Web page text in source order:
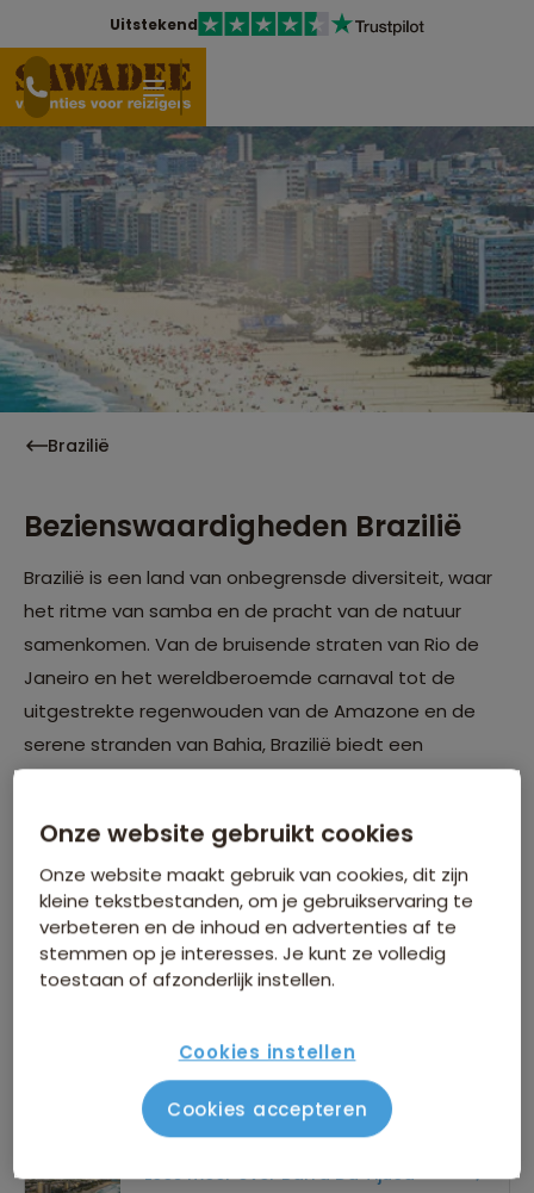
Uitstekend
Brazilië
Bezienswaardigheden Brazilië
Brazilië is een land van onbegrensde diversiteit, waar
het ritme van samba en de pracht van de natuur
samenkomen. Van de bruisende straten van Rio de
Janeiro en het wereldberoemde carnaval tot de
uitgestrekte regenwouden van de Amazone en de
serene stranden van Bahia, Brazilië biedt een
onvergetelijke mix van cultuur, natuur en avontuur.
de energie van het voetbal in São Paulo, of verken de
koloniale charme van Salvador.
Bekijk alle rondreizen naar Brazilië
Alle bezienswaardigheden van Brazilië
Lees meer over Barra Da Tijuca
Onze website gebruikt cookies
Onze website maakt gebruik van cookies, dit zijn
kleine tekstbestanden, om je gebruikservaring te
verbeteren en de inhoud en advertenties af te
stemmen op je interesses. Je kunt ze volledig
toestaan of afzonderlijk instellen.
Cookies instellen
Cookies accepteren